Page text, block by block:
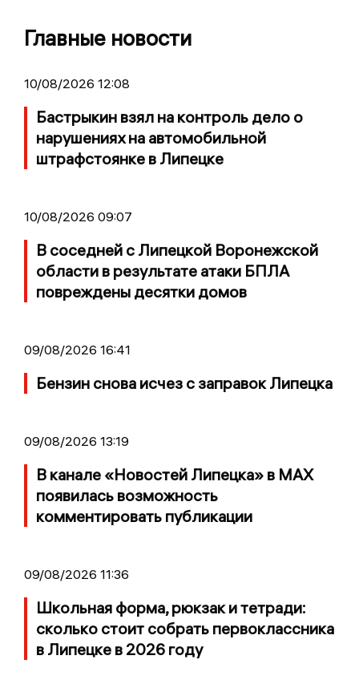
Главные новости
10/08/2026 12:08
Бастрыкин взял на контроль дело о
нарушениях на автомобильной
штрафстоянке в Липецке
10/08/2026 09:07
В соседней с Липецкой Воронежской
области в результате атаки БПЛА
повреждены десятки домов
09/08/2026 16:41
Бензин снова исчез с заправок Липецка
09/08/2026 13:19
В канале «Новостей Липецка» в MAX
появилась возможность
комментировать публикации
09/08/2026 11:36
Школьная форма, рюкзак и тетради:
сколько стоит собрать первоклассника
в Липецке в 2026 году